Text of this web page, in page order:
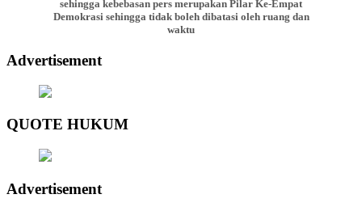
sehingga kebebasan pers merupakan Pilar Ke-Empat
Demokrasi sehingga tidak boleh dibatasi oleh ruang dan
waktu
Advertisement
QUOTE HUKUM
Advertisement